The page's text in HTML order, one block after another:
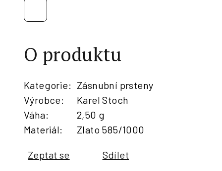
O produktu
Kategorie: Zásnubní prsteny
Výrobce:
Karel Stoch
Váha:
2,50 g
Materiál: Zlato 585/1000
Zeptat se Sdílet